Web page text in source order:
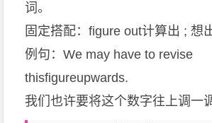
词。
固定搭配：figure out计算出 ; 想
例句：We may have to revise
thisfigureupwards.
我们也许要将这个数字往上调一